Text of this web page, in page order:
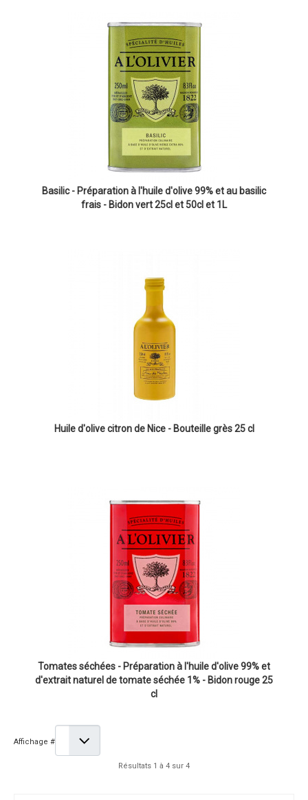
Basilic - Préparation à l'huile d'olive 99% et au basilic
frais - Bidon vert 25cl et 50cl et 1L
Huile d'olive citron de Nice - Bouteille grès 25 cl
Tomates séchées - Préparation à l'huile d'olive 99% et
d'extrait naturel de tomate séchée 1% - Bidon rouge 25
cl
Affichage #
Résultats 1 à 4 sur 4